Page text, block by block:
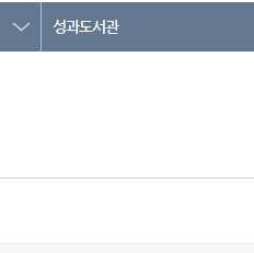
성과도서관